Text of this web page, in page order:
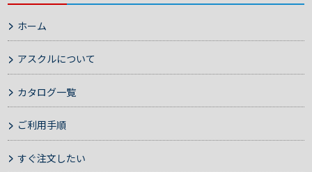
ホーム
アスクルについて
カタログ一覧
ご利用手順
すぐ注文したい